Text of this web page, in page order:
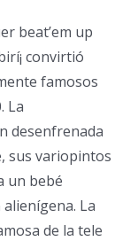
beat’em up
convirtió
famosos
La
desenfrenada
sus variopintos
un bebé
La
de la tele